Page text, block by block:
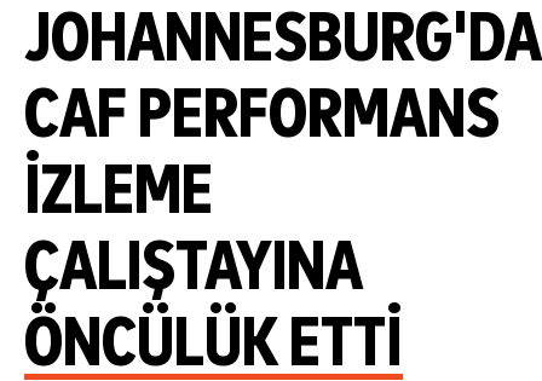
JOHANNESBURG'DA
CAF PERFORMANS
IZLEME
ÇALIŞTAYINA
ÖNCÜLÜK ETTI